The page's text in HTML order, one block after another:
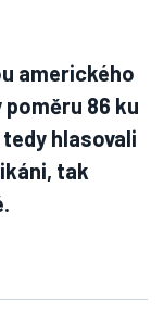
amerického
86 ku
tedy hlasovali
tak